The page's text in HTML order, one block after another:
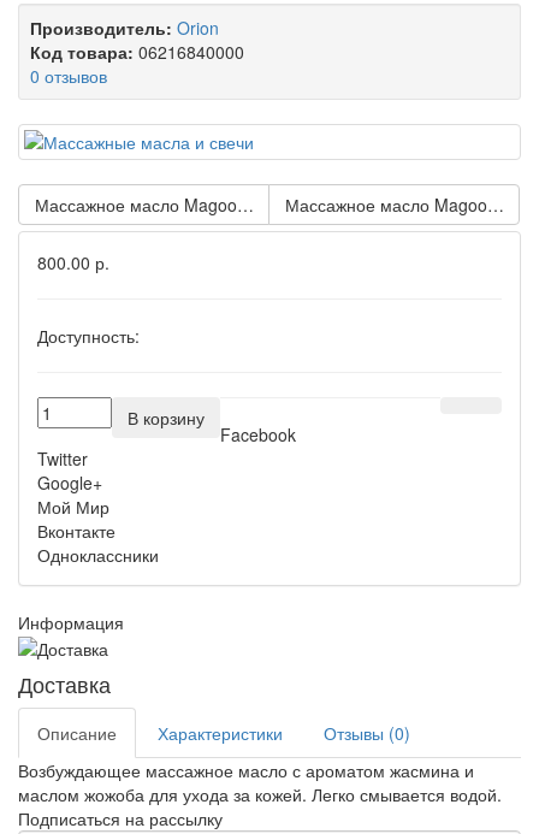
Производитель: Orion
Код товара: 06216840000
0 отзывов
Массажное масло Magoon Strawberry - 100 мл.
Массажное масло Magoon
800.00 р.
Доступность:
В корзину
Facebook
Twitter
Google+
Мой Мир
Вконтакте
Одноклассники
Информация
Доставка
Описание Характеристики
Отзывы (0)
Возбуждающее массажное масло с ароматом жасмина и
маслом жожоба для ухода за кожей. Легко смывается водой.
Подписаться на рассылку